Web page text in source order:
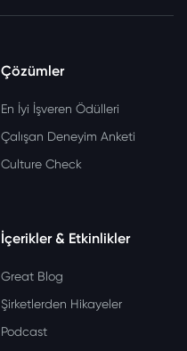
Çözümler
En İyi İşveren Ödülleri
Çalışan Deneyim Anketi
Culture Check
İçerikler & Etkinlikler
Great Blog
Şirketlerden Hikayeler
Podcast